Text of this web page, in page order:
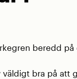
beredd
bra på att